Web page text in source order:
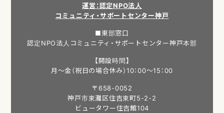
運営：認定NPO法人
コミュニティ・サポートセンター神戸
■東部窓口
認定NPO法人コミュニティ・サポートセンター神戸本部
【開設時間】
月～金（祝日の場合休み）10：00～15：00
〒658-0052
神戸市東灘区住吉東町5-2-2
ビュータワー住吉館104